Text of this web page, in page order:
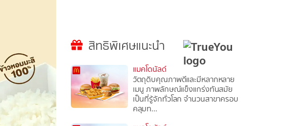
สิทธิพิเศษแนะนำ
แมคโดนัลด์
วัตถุดิบคุณภาพดีและมีหลากหลาย
เมนู ภาพลักษณ์แข็งแกร่งทันสมัย
เป็นที่รู้จักทั่วโลก จำนวนสาขาครอบ
คลุมท...